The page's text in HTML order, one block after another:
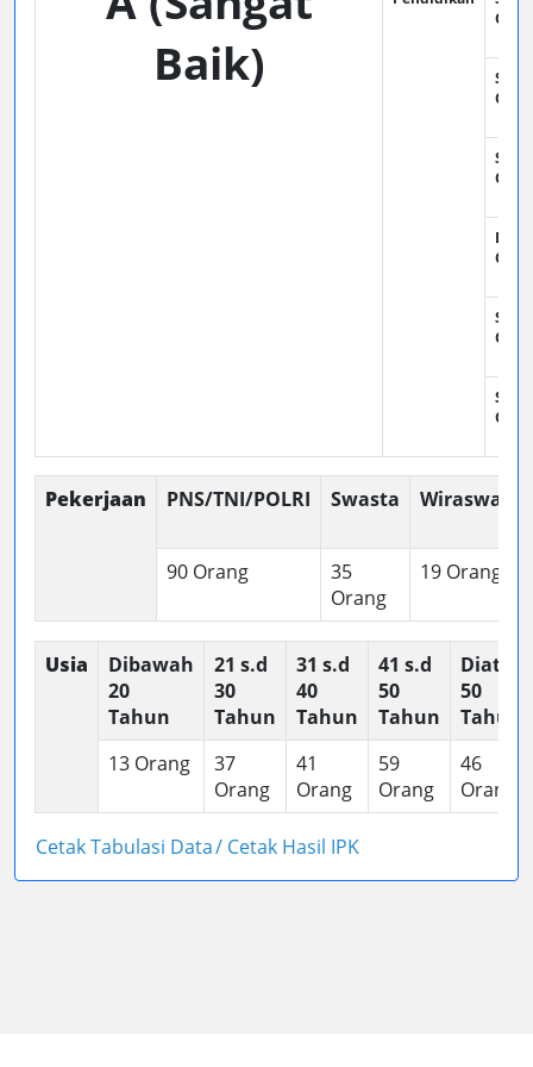
Baik)
SMP
SMA
DIII :
SI :
SII :
Pekerjaan PNS/TNI/POLRI Swasta Wiraswasta
90 Orang
35
Orang
19 Orang
Usia
Dibawah
20
Tahun
21 s.d
30
Tahun
31 s.d
40
Tahun
41 s.d
50
Tahun
Diatas
50
Tahun
13 Orang
37
Orang
41
Orang
59
Orang
46
Orang
Cetak Tabulasi Data/ Cetak Hasil IPK